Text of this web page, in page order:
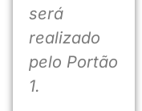
será
realizado
pelo Portão
1.